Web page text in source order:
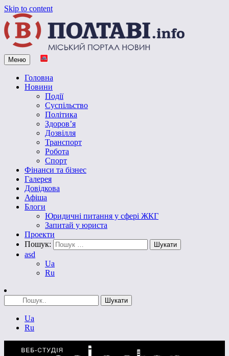
Skip to content
Vpoltave.info
Полтавський портал новин
Меню
Головна
Новини
Події
Суспільство
Політика
Здоров’я
Дозвілля
Транспорт
Робота
Спорт
Фінанси та бізнес
Галерея
Довідкова
Афіша
Блоги
Юридичні питання у сфері ЖКГ
Запитай у юриста
Проекти
Пошук:
asd
Ua
Ru
Ua
Ru